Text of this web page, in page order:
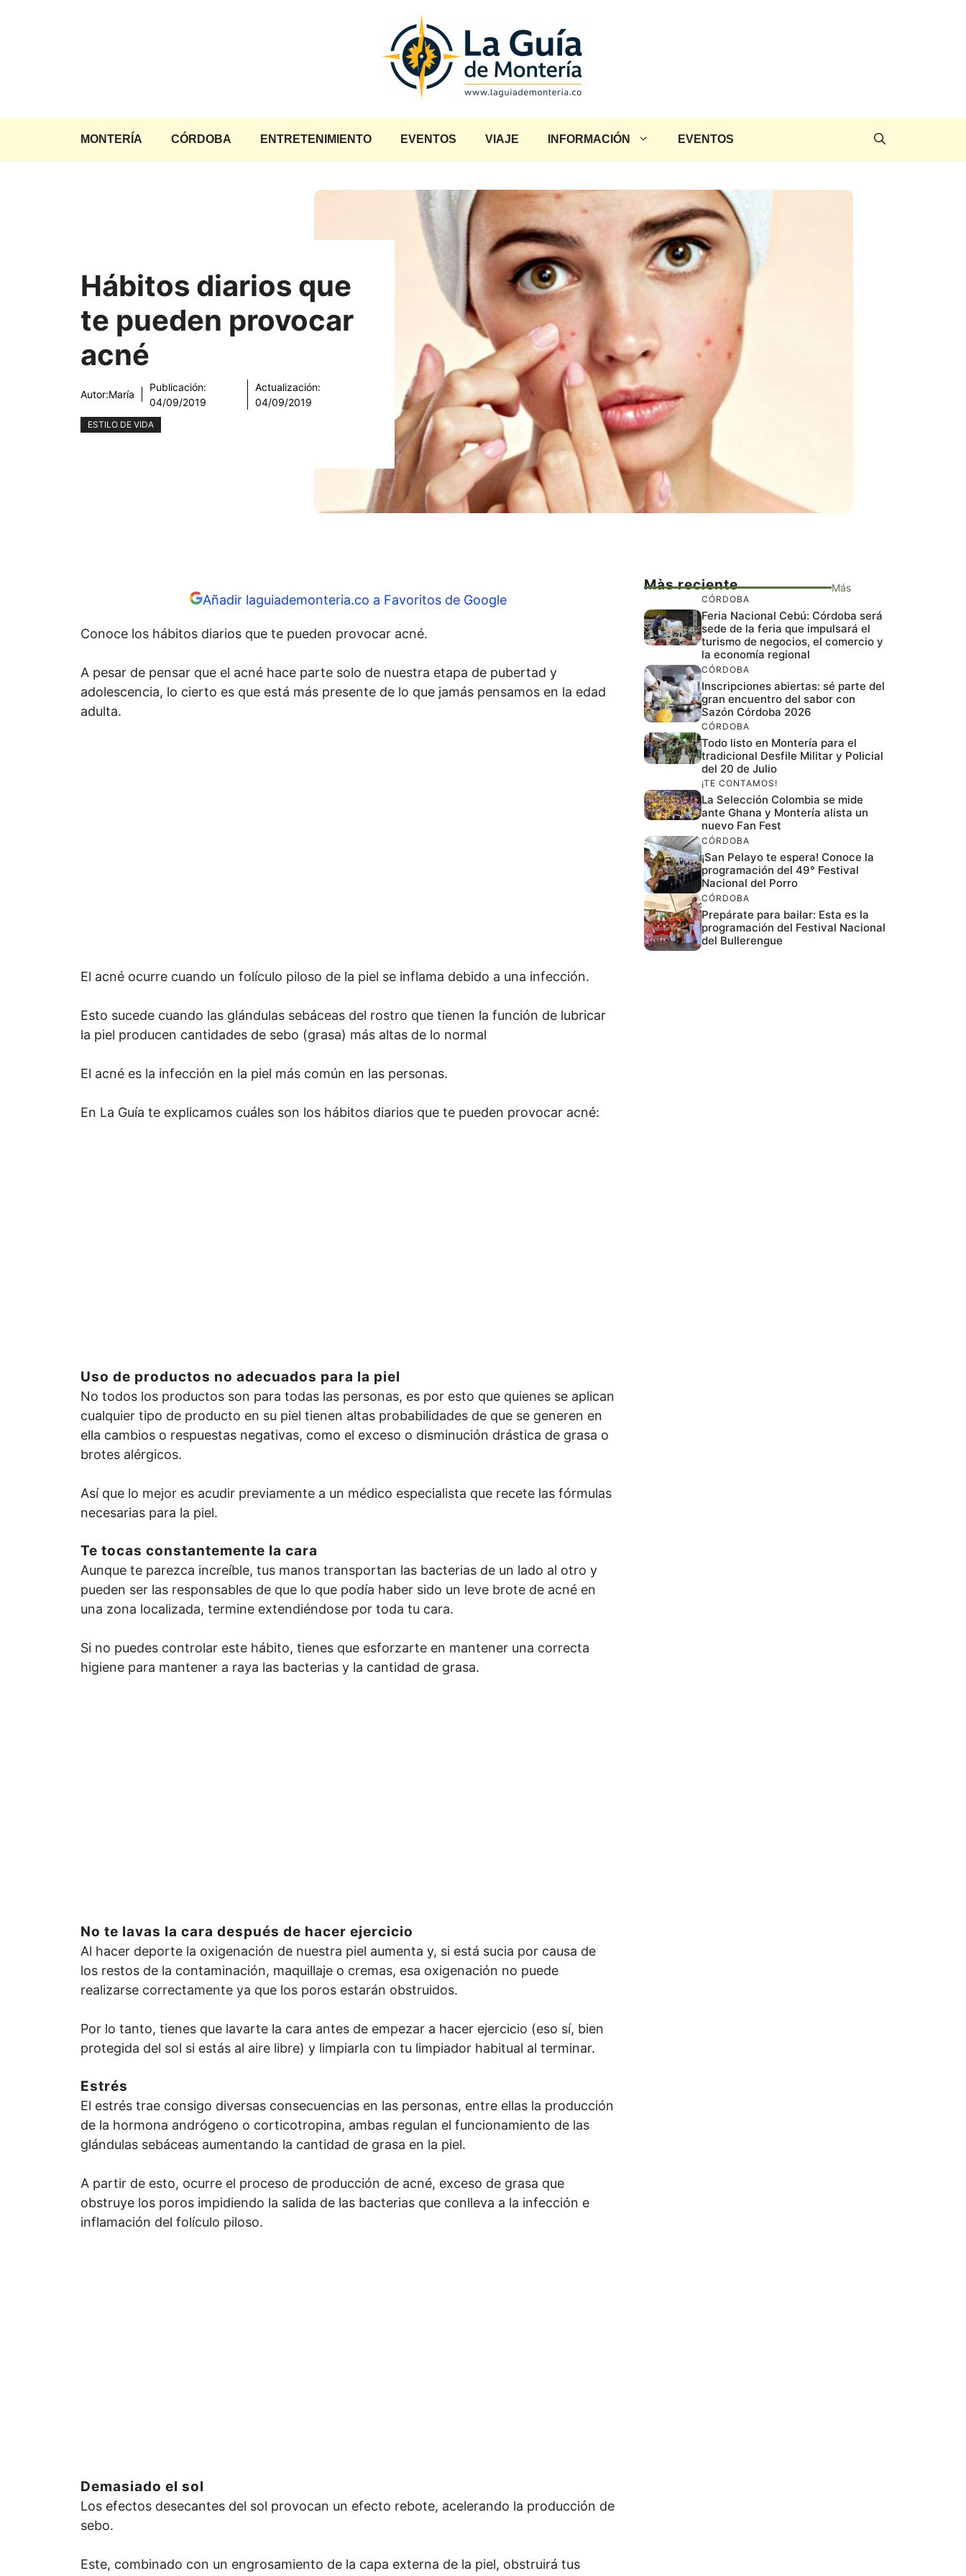
MONTERÍA CÓRDOBA ENTRETENIMIENTO EVENTOS VIAJE INFORMACIÓN EVENTOS
Hábitos diarios que
te pueden provocar
acné
Autor:María
Publicación:
04/09/2019
Actualización:
04/09/2019
ESTILO DE VIDA
Añadir laguiademonteria.co a Favoritos de Google
Conoce los hábitos diarios que te pueden provocar acné.
A pesar de pensar que el acné hace parte solo de nuestra etapa de pubertad y
adolescencia, lo cierto es que está más presente de lo que jamás pensamos en la edad
adulta.
El acné ocurre cuando un folículo piloso de la piel se inflama debido a una infección.
Esto sucede cuando las glándulas sebáceas del rostro que tienen la función de lubricar
la piel producen cantidades de sebo (grasa) más altas de lo normal
El acné es la infección en la piel más común en las personas.
En La Guía te explicamos cuáles son los hábitos diarios que te pueden provocar acné:
Uso de productos no adecuados para la piel
No todos los productos son para todas las personas, es por esto que quienes se aplican
cualquier tipo de producto en su piel tienen altas probabilidades de que se generen en
ella cambios o respuestas negativas, como el exceso o disminución drástica de grasa o
brotes alérgicos.
Así que lo mejor es acudir previamente a un médico especialista que recete las fórmulas
necesarias para la piel.
Te tocas constantemente la cara
Aunque te parezca increíble, tus manos transportan las bacterias de un lado al otro y
pueden ser las responsables de que lo que podía haber sido un leve brote de acné en
una zona localizada, termine extendiéndose por toda tu cara.
Si no puedes controlar este hábito, tienes que esforzarte en mantener una correcta
higiene para mantener a raya las bacterias y la cantidad de grasa.
No te lavas la cara después de hacer ejercicio
Al hacer deporte la oxigenación de nuestra piel aumenta y, si está sucia por causa de
los restos de la contaminación, maquillaje o cremas, esa oxigenación no puede
realizarse correctamente ya que los poros estarán obstruidos.
Por lo tanto, tienes que lavarte la cara antes de empezar a hacer ejercicio (eso sí, bien
protegida del sol si estás al aire libre) y limpiarla con tu limpiador habitual al terminar.
Estrés
El estrés trae consigo diversas consecuencias en las personas, entre ellas la producción
de la hormona andrógeno o corticotropina, ambas regulan el funcionamiento de las
glándulas sebáceas aumentando la cantidad de grasa en la piel.
A partir de esto, ocurre el proceso de producción de acné, exceso de grasa que
obstruye los poros impidiendo la salida de las bacterias que conlleva a la infección e
inflamación del folículo piloso.
Demasiado el sol
Los efectos desecantes del sol provocan un efecto rebote, acelerando la producción de
sebo.
Este, combinado con un engrosamiento de la capa externa de la piel, obstruirá tus
Màs reciente Más
CÓRDOBA
Feria Nacional Cebú: Córdoba será
sede de la feria que impulsará el
turismo de negocios, el comercio y
la economía regional
CÓRDOBA
Inscripciones abiertas: sé parte del
gran encuentro del sabor con
Sazón Córdoba 2026
CÓRDOBA
Todo listo en Montería para el
tradicional Desfile Militar y Policial
del 20 de Julio
¡TE CONTAMOS!
La Selección Colombia se mide
ante Ghana y Montería alista un
nuevo Fan Fest
CÓRDOBA
¡San Pelayo te espera! Conoce la
programación del 49° Festival
Nacional del Porro
CÓRDOBA
Prepárate para bailar: Esta es la
programación del Festival Nacional
del Bullerengue